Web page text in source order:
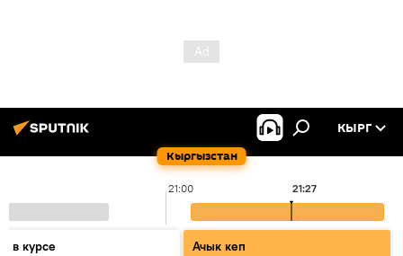
Кыргызстан
КЫРГ
21:00 21:27
в курсе
Ачык кеп